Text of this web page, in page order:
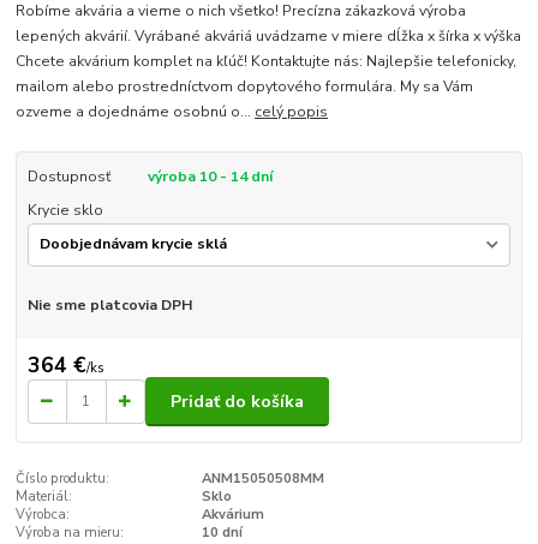
Robíme akvária a vieme o nich všetko! Precízna zákazková výroba
lepených akvárií. Vyrábané akváriá uvádzame v miere dĺžka x šírka x výška
Chcete akvárium komplet na kľúč! Kontaktujte nás: Najlepšie telefonicky,
mailom alebo prostredníctvom dopytového formulára. My sa Vám
ozveme a dojednáme osobnú o... celý popis
Dostupnosť
výroba 10 - 14 dní
Krycie sklo
Nie sme platcovia DPH
364 €/ks
Pridať do košíka
Číslo produktu:
ANM15050508MM
Materiál:
Sklo
Výrobca:
Akvárium
Výroba na mieru:
10 dní